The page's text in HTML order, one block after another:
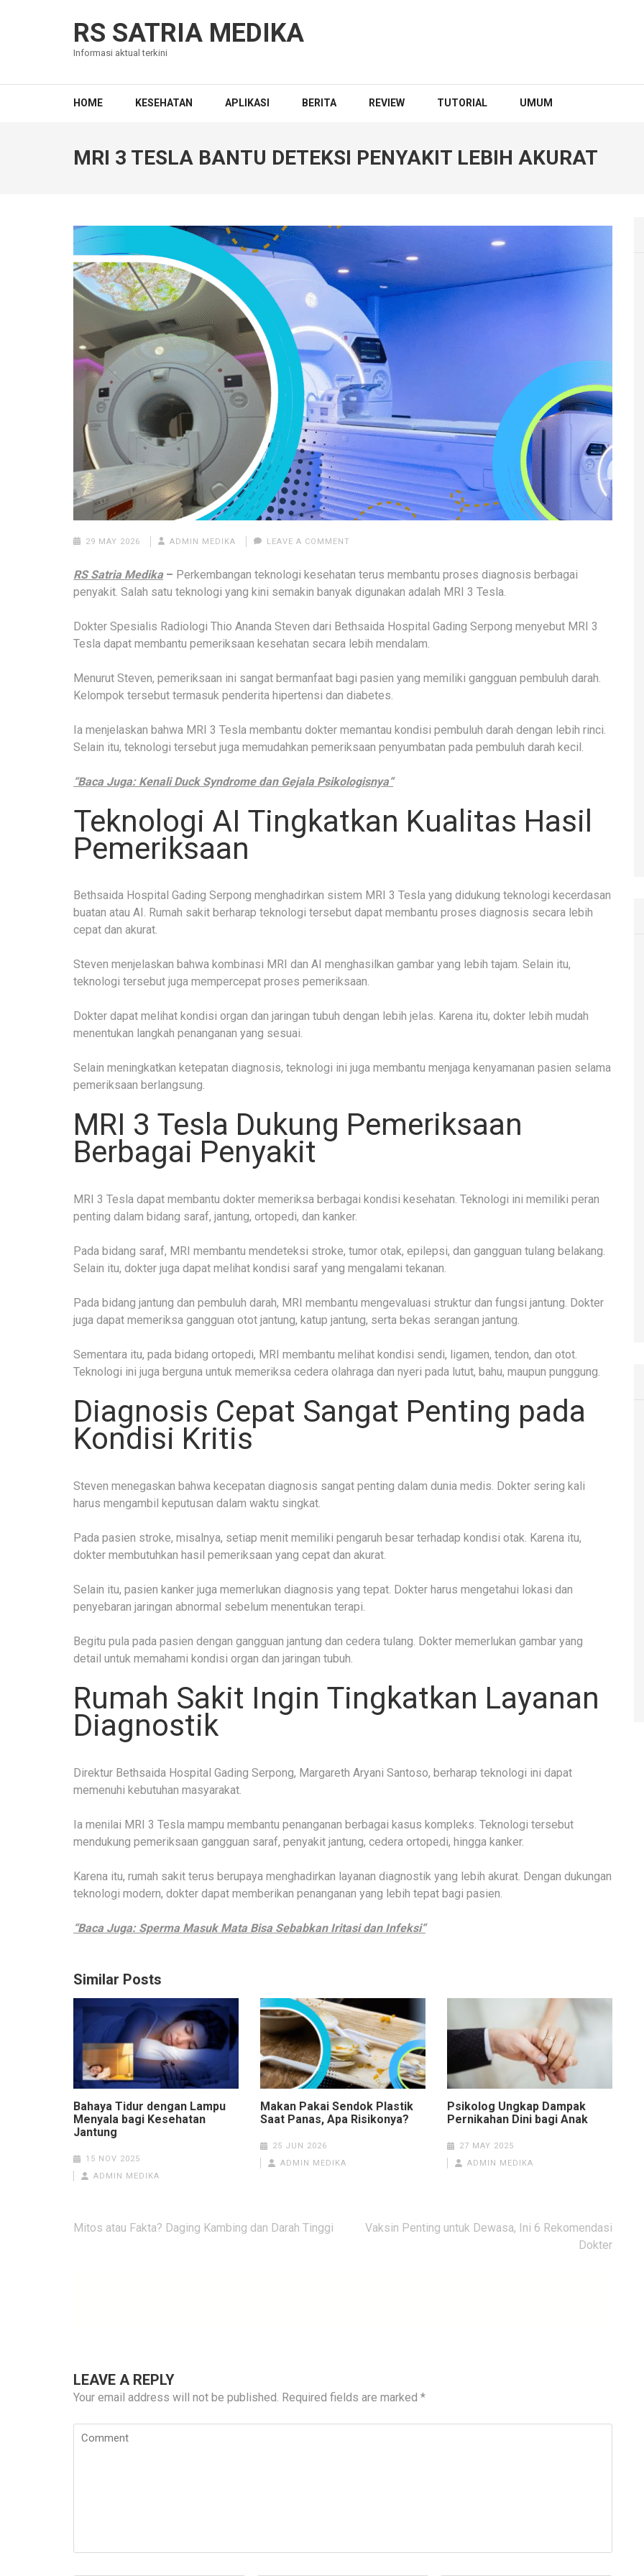
RS SATRIA MEDIKA
Informasi aktual terkini
HOME KESEHATAN APLIKASI BERITA REVIEW TUTORIAL UMUM
MRI 3 TESLA BANTU DETEKSI PENYAKIT LEBIH AKURAT
29 MAY 2026 ADMIN MEDIKA LEAVE A COMMENT
RS Satria Medika – Perkembangan teknologi kesehatan terus membantu proses diagnosis berbagai
penyakit. Salah satu teknologi yang kini semakin banyak digunakan adalah MRI 3 Tesla.
Dokter Spesialis Radiologi Thio Ananda Steven dari Bethsaida Hospital Gading Serpong menyebut MRI 3
Tesla dapat membantu pemeriksaan kesehatan secara lebih mendalam.
Menurut Steven, pemeriksaan ini sangat bermanfaat bagi pasien yang memiliki gangguan pembuluh darah.
Kelompok tersebut termasuk penderita hipertensi dan diabetes.
Ia menjelaskan bahwa MRI 3 Tesla membantu dokter memantau kondisi pembuluh darah dengan lebih rinci.
Selain itu, teknologi tersebut juga memudahkan pemeriksaan penyumbatan pada pembuluh darah kecil.
“Baca Juga: Kenali Duck Syndrome dan Gejala Psikologisnya“
Teknologi AI Tingkatkan Kualitas Hasil
Pemeriksaan
Bethsaida Hospital Gading Serpong menghadirkan sistem MRI 3 Tesla yang didukung teknologi kecerdasan
buatan atau AI. Rumah sakit berharap teknologi tersebut dapat membantu proses diagnosis secara lebih
cepat dan akurat.
Steven menjelaskan bahwa kombinasi MRI dan AI menghasilkan gambar yang lebih tajam. Selain itu,
teknologi tersebut juga mempercepat proses pemeriksaan.
Dokter dapat melihat kondisi organ dan jaringan tubuh dengan lebih jelas. Karena itu, dokter lebih mudah
menentukan langkah penanganan yang sesuai.
Selain meningkatkan ketepatan diagnosis, teknologi ini juga membantu menjaga kenyamanan pasien selama
pemeriksaan berlangsung.
MRI 3 Tesla Dukung Pemeriksaan
Berbagai Penyakit
MRI 3 Tesla dapat membantu dokter memeriksa berbagai kondisi kesehatan. Teknologi ini memiliki peran
penting dalam bidang saraf, jantung, ortopedi, dan kanker.
Pada bidang saraf, MRI membantu mendeteksi stroke, tumor otak, epilepsi, dan gangguan tulang belakang.
Selain itu, dokter juga dapat melihat kondisi saraf yang mengalami tekanan.
Pada bidang jantung dan pembuluh darah, MRI membantu mengevaluasi struktur dan fungsi jantung. Dokter
juga dapat memeriksa gangguan otot jantung, katup jantung, serta bekas serangan jantung.
Sementara itu, pada bidang ortopedi, MRI membantu melihat kondisi sendi, ligamen, tendon, dan otot.
Teknologi ini juga berguna untuk memeriksa cedera olahraga dan nyeri pada lutut, bahu, maupun punggung.
Diagnosis Cepat Sangat Penting pada
Kondisi Kritis
Steven menegaskan bahwa kecepatan diagnosis sangat penting dalam dunia medis. Dokter sering kali
harus mengambil keputusan dalam waktu singkat.
Pada pasien stroke, misalnya, setiap menit memiliki pengaruh besar terhadap kondisi otak. Karena itu,
dokter membutuhkan hasil pemeriksaan yang cepat dan akurat.
Selain itu, pasien kanker juga memerlukan diagnosis yang tepat. Dokter harus mengetahui lokasi dan
penyebaran jaringan abnormal sebelum menentukan terapi.
Begitu pula pada pasien dengan gangguan jantung dan cedera tulang. Dokter memerlukan gambar yang
detail untuk memahami kondisi organ dan jaringan tubuh.
Rumah Sakit Ingin Tingkatkan Layanan
Diagnostik
Direktur Bethsaida Hospital Gading Serpong, Margareth Aryani Santoso, berharap teknologi ini dapat
memenuhi kebutuhan masyarakat.
Ia menilai MRI 3 Tesla mampu membantu penanganan berbagai kasus kompleks. Teknologi tersebut
mendukung pemeriksaan gangguan saraf, penyakit jantung, cedera ortopedi, hingga kanker.
Karena itu, rumah sakit terus berupaya menghadirkan layanan diagnostik yang lebih akurat. Dengan dukungan
teknologi modern, dokter dapat memberikan penanganan yang lebih tepat bagi pasien.
“Baca Juga: Sperma Masuk Mata Bisa Sebabkan Iritasi dan Infeksi“
Similar Posts
Bahaya Tidur dengan Lampu
Menyala bagi Kesehatan
Jantung
15 NOV 2025
ADMIN MEDIKA
Makan Pakai Sendok Plastik
Saat Panas, Apa Risikonya?
25 JUN 2026
ADMIN MEDIKA
Psikolog Ungkap Dampak
Pernikahan Dini bagi Anak
27 MAY 2025
ADMIN MEDIKA
Post
Mitos atau Fakta? Daging Kambing dan Darah Tinggi
Vaksin Penting untuk Dewasa, Ini 6 Rekomendasi
Dokter
LEAVE A REPLY
Your email address will not be published. Required fields are marked *
Comment